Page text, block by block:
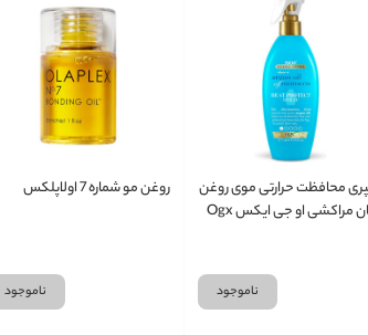
محافظت حرارتی موی روغن
آرگان مراکشی او جی ایکس Ogx
ناموجود
روغن مو شماره 7 اولاپلکس
ناموجود